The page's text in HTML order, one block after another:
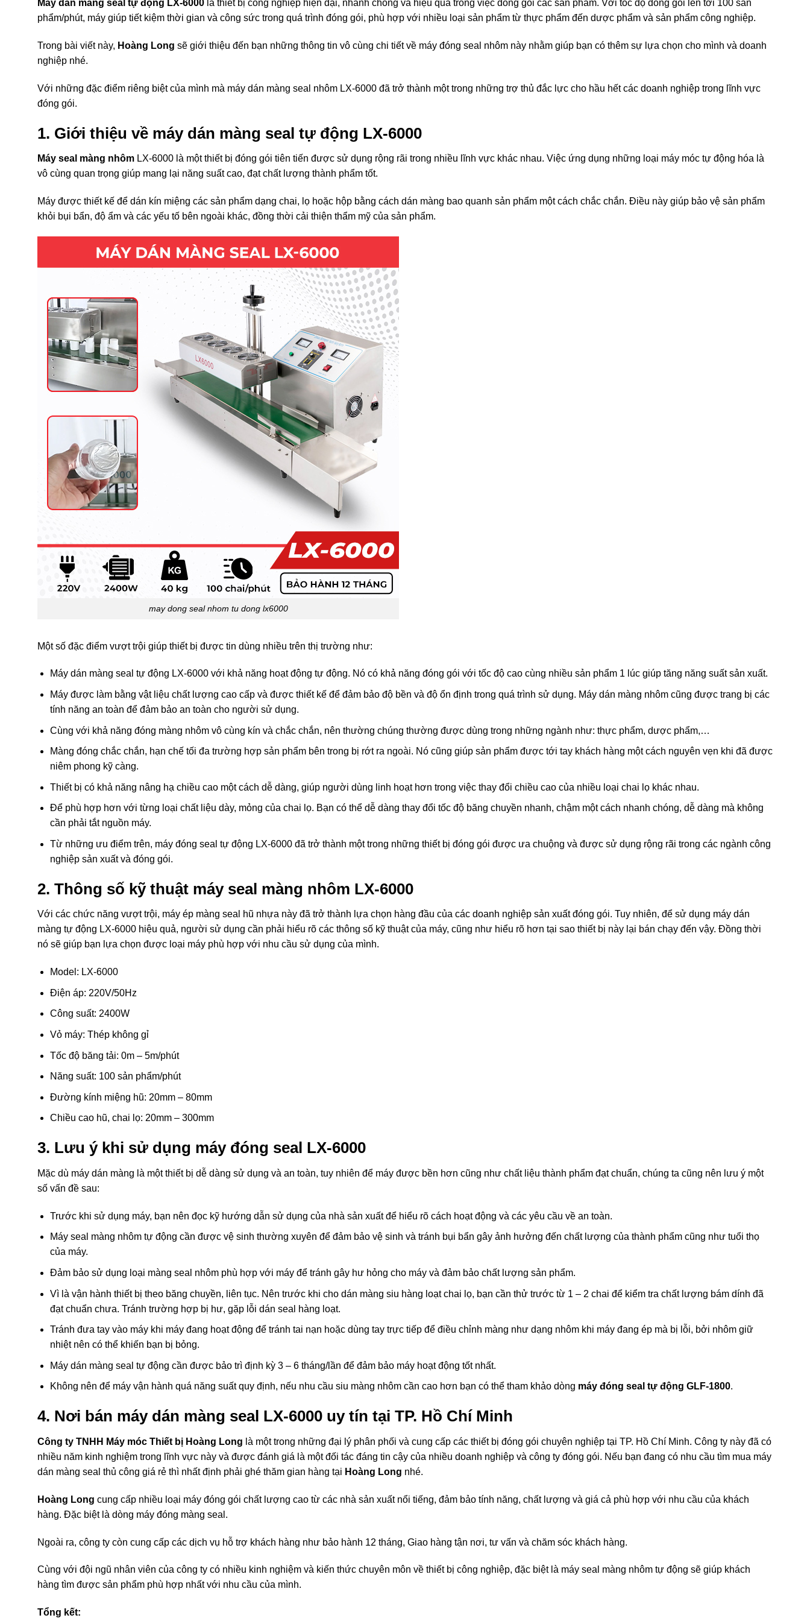
Máy dán màng seal tự động LX-6000 là thiết bị công nghiệp hiện đại, nhanh chóng và hiệu quả trong việc đóng gói các sản phẩm. Với tốc độ đóng gói lên tới 100 sản
phẩm/phút, máy giúp tiết kiệm thời gian và công sức trong quá trình đóng gói, phù hợp với nhiều loại sản phẩm từ thực phẩm đến dược phẩm và sản phẩm công nghiệp.
Trong bài viết này, Hoàng Long sẽ giới thiệu đến bạn những thông tin vô cùng chi tiết về máy đóng seal nhôm này nhằm giúp bạn có thêm sự lựa chọn cho mình và doanh
nghiệp nhé.
Với những đặc điểm riêng biệt của mình mà máy dán màng seal nhôm LX-6000 đã trở thành một trong những trợ thủ đắc lực cho hầu hết các doanh nghiệp trong lĩnh vực
đóng gói.
1. Giới thiệu về máy dán màng seal tự động LX-6000
Máy seal màng nhôm LX-6000 là một thiết bị đóng gói tiên tiến được sử dụng rộng rãi trong nhiều lĩnh vực khác nhau. Việc ứng dụng những loại máy móc tự động hóa là
vô cùng quan trọng giúp mang lại năng suất cao, đạt chất lượng thành phẩm tốt.
Máy được thiết kế để dán kín miệng các sản phẩm dạng chai, lọ hoặc hộp bằng cách dán màng bao quanh sản phẩm một cách chắc chắn. Điều này giúp bảo vệ sản phẩm
khỏi bụi bẩn, độ ẩm và các yếu tố bên ngoài khác, đồng thời cải thiện thẩm mỹ của sản phẩm.
may dong seal nhom tu dong lx6000
Một số đặc điểm vượt trội giúp thiết bị được tin dùng nhiều trên thị trường như:
Máy dán màng seal tự động LX-6000 với khả năng hoạt động tự động. Nó có khả năng đóng gói với tốc độ cao cùng nhiều sản phẩm 1 lúc giúp tăng năng suất sản xuất.
Máy được làm bằng vật liệu chất lượng cao cấp và được thiết kế để đảm bảo độ bền và độ ổn định trong quá trình sử dụng. Máy dán màng nhôm cũng được trang bị các
tính năng an toàn để đảm bảo an toàn cho người sử dụng.
Cùng với khả năng đóng màng nhôm vô cùng kín và chắc chắn, nên thường chúng thường được dùng trong những ngành như: thực phẩm, dược phẩm,…
Màng đóng chắc chắn, hạn chế tối đa trường hợp sản phẩm bên trong bị rớt ra ngoài. Nó cũng giúp sản phẩm được tới tay khách hàng một cách nguyên vẹn khi đã được
niêm phong kỹ càng.
Thiết bị có khả năng nâng hạ chiều cao một cách dễ dàng, giúp người dùng linh hoạt hơn trong việc thay đổi chiều cao của nhiều loại chai lọ khác nhau.
Để phù hợp hơn với từng loại chất liệu dày, mỏng của chai lọ. Bạn có thể dễ dàng thay đổi tốc độ băng chuyền nhanh, chậm một cách nhanh chóng, dễ dàng mà không
cần phải tắt nguồn máy.
Từ những ưu điểm trên, máy đóng seal tự động LX-6000 đã trở thành một trong những thiết bị đóng gói được ưa chuộng và được sử dụng rộng rãi trong các ngành công
nghiệp sản xuất và đóng gói.
2. Thông số kỹ thuật máy seal màng nhôm LX-6000
Với các chức năng vượt trội, máy ép màng seal hũ nhựa này đã trở thành lựa chọn hàng đầu của các doanh nghiệp sản xuất đóng gói. Tuy nhiên, để sử dụng máy dán
màng tự động LX-6000 hiệu quả, người sử dụng cần phải hiểu rõ các thông số kỹ thuật của máy, cũng như hiểu rõ hơn tại sao thiết bị này lại bán chạy đến vậy. Đồng thời
nó sẽ giúp bạn lựa chọn được loại máy phù hợp với nhu cầu sử dụng của mình.
Model: LX-6000
Điện áp: 220V/50Hz
Công suất: 2400W
Vỏ máy: Thép không gỉ
Tốc độ băng tải: 0m – 5m/phút
Năng suất: 100 sản phẩm/phút
Đường kính miệng hũ: 20mm – 80mm
Chiều cao hũ, chai lọ: 20mm – 300mm
3. Lưu ý khi sử dụng máy đóng seal LX-6000
Mặc dù máy dán màng là một thiết bị dễ dàng sử dụng và an toàn, tuy nhiên để máy được bền hơn cũng như chất liệu thành phẩm đạt chuẩn, chúng ta cũng nên lưu ý một
số vấn đề sau:
Trước khi sử dụng máy, bạn nên đọc kỹ hướng dẫn sử dụng của nhà sản xuất để hiểu rõ cách hoạt động và các yêu cầu về an toàn.
Máy seal màng nhôm tự động cần được vệ sinh thường xuyên để đảm bảo vệ sinh và tránh bụi bẩn gây ảnh hưởng đến chất lượng của thành phẩm cũng như tuổi thọ
của máy.
Đảm bảo sử dụng loại màng seal nhôm phù hợp với máy để tránh gây hư hỏng cho máy và đảm bảo chất lượng sản phẩm.
Vì là vận hành thiết bị theo băng chuyền, liên tục. Nên trước khi cho dán màng siu hàng loạt chai lọ, bạn cần thử trước từ 1 – 2 chai để kiểm tra chất lượng bám dính đã
đạt chuẩn chưa. Tránh trường hợp bị hư, gặp lỗi dán seal hàng loạt.
Tránh đưa tay vào máy khi máy đang hoạt động để tránh tai nạn hoặc dùng tay trực tiếp để điều chỉnh màng như dạng nhôm khi máy đang ép mà bị lỗi, bởi nhôm giữ
nhiệt nên có thể khiến bạn bị bỏng.
Máy dán màng seal tự động cần được bảo trì định kỳ 3 – 6 tháng/lần để đảm bảo máy hoạt động tốt nhất.
Không nên để máy vận hành quá năng suất quy định, nếu nhu cầu siu màng nhôm cần cao hơn bạn có thể tham khảo dòng máy đóng seal tự động GLF-1800.
4. Nơi bán máy dán màng seal LX-6000 uy tín tại TP. Hồ Chí Minh
Công ty TNHH Máy móc Thiết bị Hoàng Long là một trong những đại lý phân phối và cung cấp các thiết bị đóng gói chuyên nghiệp tại TP. Hồ Chí Minh. Công ty này đã có
nhiều năm kinh nghiệm trong lĩnh vực này và được đánh giá là một đối tác đáng tin cậy của nhiều doanh nghiệp và công ty đóng gói. Nếu bạn đang có nhu cầu tìm mua máy
dán màng seal thủ công giá rẻ thì nhất định phải ghé thăm gian hàng tại Hoàng Long nhé.
Hoàng Long cung cấp nhiều loại máy đóng gói chất lượng cao từ các nhà sản xuất nổi tiếng, đảm bảo tính năng, chất lượng và giá cả phù hợp với nhu cầu của khách
hàng. Đặc biệt là dòng máy đóng màng seal.
Ngoài ra, công ty còn cung cấp các dịch vụ hỗ trợ khách hàng như bảo hành 12 tháng, Giao hàng tận nơi, tư vấn và chăm sóc khách hàng.
Cùng với đội ngũ nhân viên của công ty có nhiều kinh nghiệm và kiến thức chuyên môn về thiết bị công nghiệp, đặc biệt là máy seal màng nhôm tự động sẽ giúp khách
hàng tìm được sản phẩm phù hợp nhất với nhu cầu của mình.
Tổng kết: